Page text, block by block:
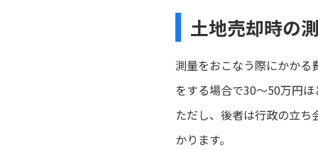
土地売却時の
測量をおこなう際にかかる
をする場合で30～50万円ほ
ただし、後者は行政の立
かります。